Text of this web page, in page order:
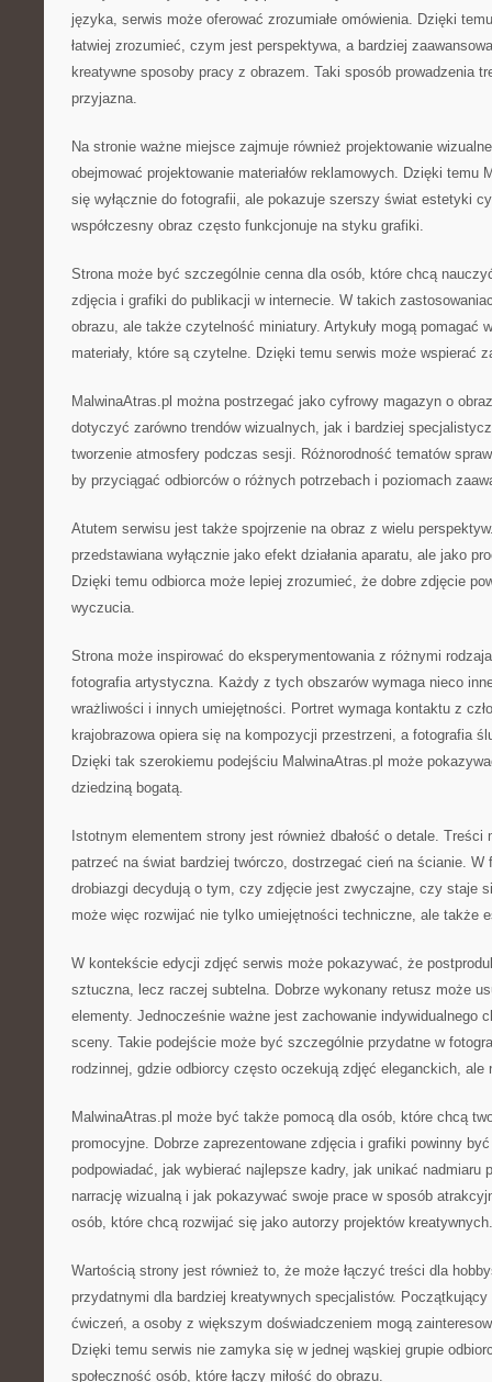
języka, serwis może oferować zrozumiałe omówienia. Dzięki
łatwiej zrozumieć, czym jest perspektywa, a bardziej
kreatywne sposoby pracy z obrazem. Taki sposób prowadzenia
przyjazna.
Na stronie ważne miejsce zajmuje również projektowanie
obejmować projektowanie materiałów reklamowych. Dzięki temu
się wyłącznie do fotografii, ale pokazuje szerszy świat estetyki
współczesny obraz często funkcjonuje na styku grafiki.
Strona może być szczególnie cenna dla osób, które chcą
zdjęcia i grafiki do publikacji w internecie. W takich
obrazu, ale także czytelność miniatury. Artykuły mogą pomagać
materiały, które są czytelne. Dzięki temu serwis może wspierać
MalwinaAtras.pl można postrzegać jako cyfrowy magazyn o
dotyczyć zarówno trendów wizualnych, jak i bardziej
tworzenie atmosfery podczas sesji. Różnorodność tematów
by przyciągać odbiorców o różnych potrzebach i poziomach
Atutem serwisu jest także spojrzenie na obraz z wielu
przedstawiana wyłącznie jako efekt działania aparatu, ale jako
Dzięki temu odbiorca może lepiej zrozumieć, że dobre zdjęcie
wyczucia.
Strona może inspirować do eksperymentowania z różnymi
fotografia artystyczna. Każdy z tych obszarów wymaga nieco
wrażliwości i innych umiejętności. Portret wymaga kontaktu z
krajobrazowa opiera się na kompozycji przestrzeni, a fotografia
Dzięki tak szerokiemu podejściu MalwinaAtras.pl może
dziedziną bogatą.
Istotnym elementem strony jest również dbałość o detale.
patrzeć na świat bardziej twórczo, dostrzegać cień na ścianie. W
drobiazgi decydują o tym, czy zdjęcie jest zwyczajne, czy staje
może więc rozwijać nie tylko umiejętności techniczne, ale także
W kontekście edycji zdjęć serwis może pokazywać, że
sztuczna, lecz raczej subtelna. Dobrze wykonany retusz może
elementy. Jednocześnie ważne jest zachowanie indywidualnego
sceny. Takie podejście może być szczególnie przydatne w
rodzinnej, gdzie odbiorcy często oczekują zdjęć eleganckich, ale
MalwinaAtras.pl może być także pomocą dla osób, które chcą
promocyjne. Dobrze zaprezentowane zdjęcia i grafiki powinny
podpowiadać, jak wybierać najlepsze kadry, jak unikać nadmiaru
narrację wizualną i jak pokazywać swoje prace w sposób
osób, które chcą rozwijać się jako autorzy projektów kreatywnych.
Wartością strony jest również to, że może łączyć treści dla
przydatnymi dla bardziej kreatywnych specjalistów.
ćwiczeń, a osoby z większym doświadczeniem mogą
Dzięki temu serwis nie zamyka się w jednej wąskiej grupie
społeczność osób, które łączy miłość do obrazu.